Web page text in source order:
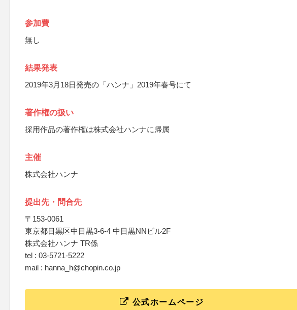
参加費
無し
結果発表
2019年3月18日発売の「ハンナ」2019年春号にて
著作権の扱い
採用作品の著作権は株式会社ハンナに帰属
主催
株式会社ハンナ
提出先・問合先
〒153-0061
東京都目黒区中目黒3-6-4 中目黒NNビル2F
株式会社ハンナ TR係
tel : 03-5721-5222
mail : hanna_h@chopin.co.jp
公式ホームページ